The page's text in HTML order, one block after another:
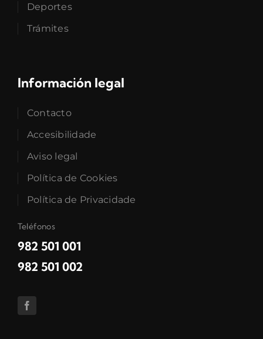
Deportes
Trámites
Información legal
Contacto
Accesibilidade
Aviso legal
Política de Cookies
Política de Privacidade
Teléfonos
982 501 001
982 501 002